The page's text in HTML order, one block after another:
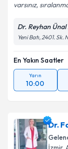
varsınız,
Dr. Reyhan
Yeni Batı, 2401. Sk.
En Yakın Saatler
Yarın
10:00
Dr.